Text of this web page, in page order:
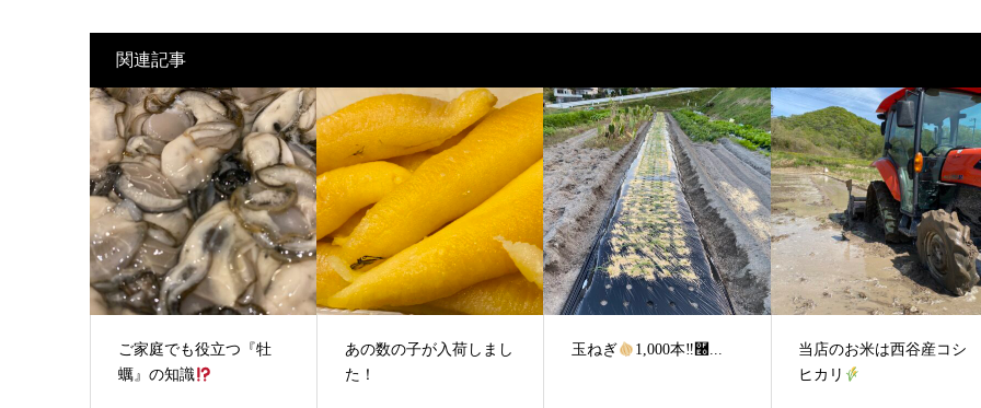
関連記事
ご家庭でも役立つ『牡
蠣』の知識
あの数の子が入荷しまし
た！
玉ねぎ 1,000本‼࿠...
当店のお米は西谷産コシ
ヒカリ